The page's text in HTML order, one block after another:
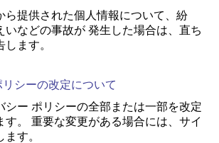
ら提供された個人情報について、紛
いなどの事故が 発生した場合は、直ち
ます。
シーの改定について
シー ポリシーの全部または一部を改定
す。 重要な変更がある場合には、サイ
す。